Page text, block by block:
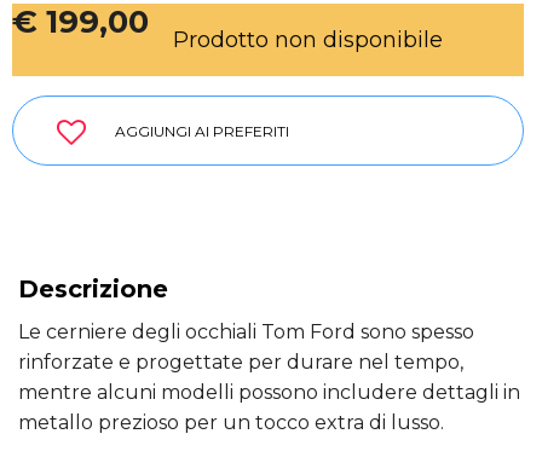
€ 199,00 Prodotto non disponibile
AGGIUNGI AI PREFERITI
Descrizione
Le cerniere degli occhiali Tom Ford sono spesso
rinforzate e progettate per durare nel tempo,
mentre alcuni modelli possono includere dettagli in
metallo prezioso per un tocco extra di lusso.